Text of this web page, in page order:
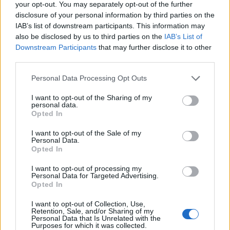
your opt-out. You may separately opt-out of the further
disclosure of your personal information by third parties on the
IAB’s list of downstream participants. This information may
also be disclosed by us to third parties on the IAB’s List of
Downstream Participants that may further disclose it to other
Personal Data Processing Opt Outs
I want to opt-out of the Sharing of my
personal data.
Opted In
I want to opt-out of the Sale of my
Personal Data.
Opted In
I want to opt-out of processing my
Personal Data for Targeted Advertising.
Opted In
I want to opt-out of Collection, Use,
Retention, Sale, and/or Sharing of my
Personal Data that Is Unrelated with the
Purposes for which it was collected.
ASAE deteta infrações em fiscalização
a estações de comboios e terminais de
expressos
Novas regras do Registo Nacional de
Utentes estão a deixar cidadãos sem
comparticipação nos medicamentos